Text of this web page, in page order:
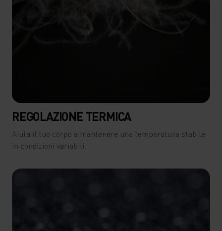
REGOLAZIONE TERMICA
Aiuta il tuo corpo a mantenere una temperatura stabile
in condizioni variabili.